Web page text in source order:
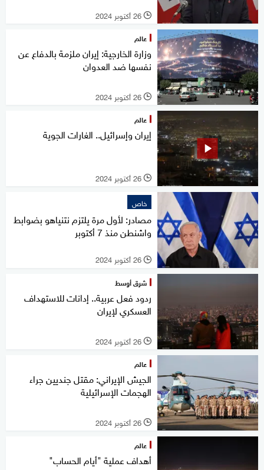
l 26 أكتوبر 2024
عالم
وزارة الخارجية: إيران ملزمة بالدفاع عن
نفسها ضد العدوان
l 26 أكتوبر 2024
عالم
إيران وإسرائيل.. الغارات الجوية
l 26 أكتوبر 2024
خاص
مصادر: لأول مرة يلتزم نتنياهو بضوابط
واشنطن منذ 7 أكتوبر
l 26 أكتوبر 2024
شرق أوسط
ردود فعل عربية.. إدانات للاستهداف
العسكري لإيران
l 26 أكتوبر 2024
عالم
الجيش الإيراني: مقتل جنديين جراء
الهجمات الإسرائيلية
l 26 أكتوبر 2024
عالم
أهداف عملية "أيام الحساب"